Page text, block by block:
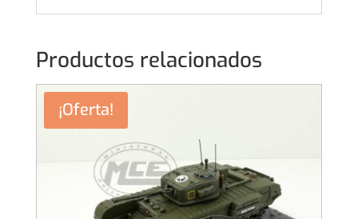
Productos relacionados
¡Oferta!